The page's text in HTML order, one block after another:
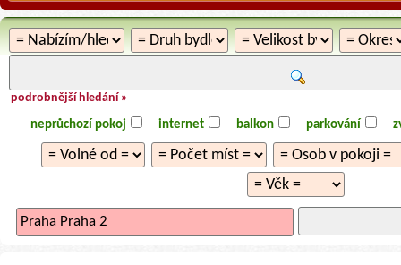
podrobnější hledání »
neprůchozí pokoj internet balkon parkování